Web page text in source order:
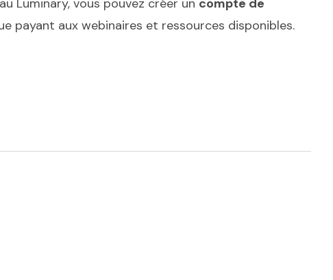
Luminary, vous pouvez créer un compte de
payant aux webinaires et ressources disponibles.
dans une nouvelle fenêtre.